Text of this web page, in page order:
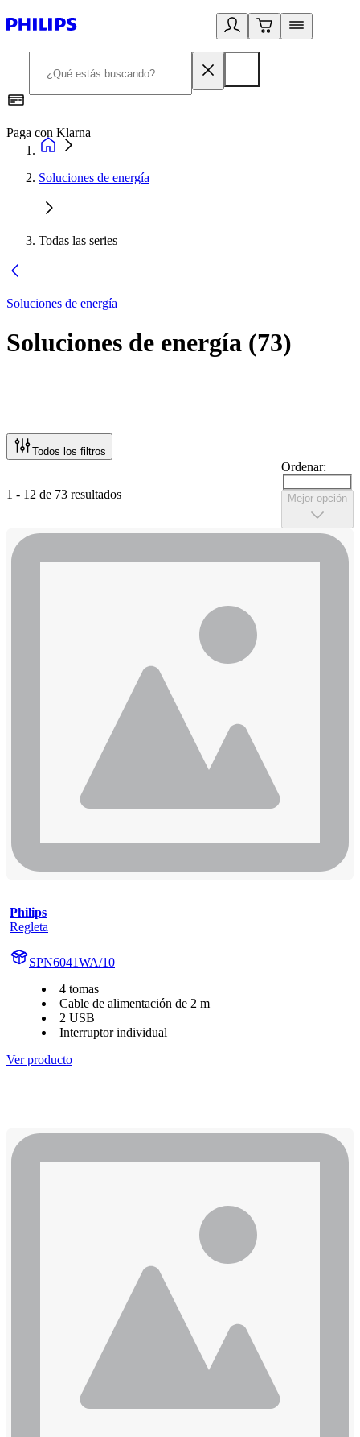
Paga con Klarna
Soluciones de energía
Todas las series
Soluciones de energía
Soluciones de energía (73)
Todos los filtros
1 - 12 de 73 resultados
Ordenar:
Mejor opción
Philips
Regleta
SPN6041WA/10
4 tomas
Cable de alimentación de 2 m
2 USB
Interruptor individual
Ver producto